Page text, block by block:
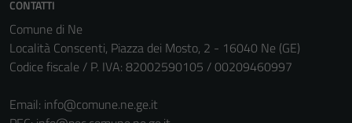
CONTATTI
Comune di Ne
Località Conscenti, Piazza dei Mosto, 2 - 16040 Ne (GE)
Codice fiscale / P. IVA: 82002590105 / 00209460997
Email: info@comune.ne.ge.it